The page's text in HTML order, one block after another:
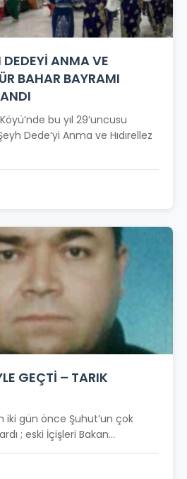
ANMA VE
BAHAR BAYRAMI
bu yıl 29’uncusu
Dede’yi Anma ve Hıdırellez
GEÇTİ – TARIK
iki gün önce Şuhut’un çok
; eski İçişleri Bakan...